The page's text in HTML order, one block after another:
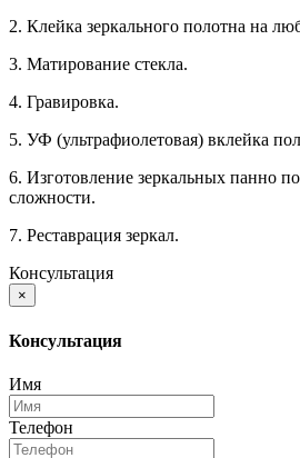
2. Клейка зеркального полотна на
3. Матирование стекла.
4. Гравировка.
5. УФ (ультрафиолетовая) вклейка
6. Изготовление зеркальных панно
сложности.
7. Реставрация зеркал.
Консультация
×
Консультация
Имя
Телефон